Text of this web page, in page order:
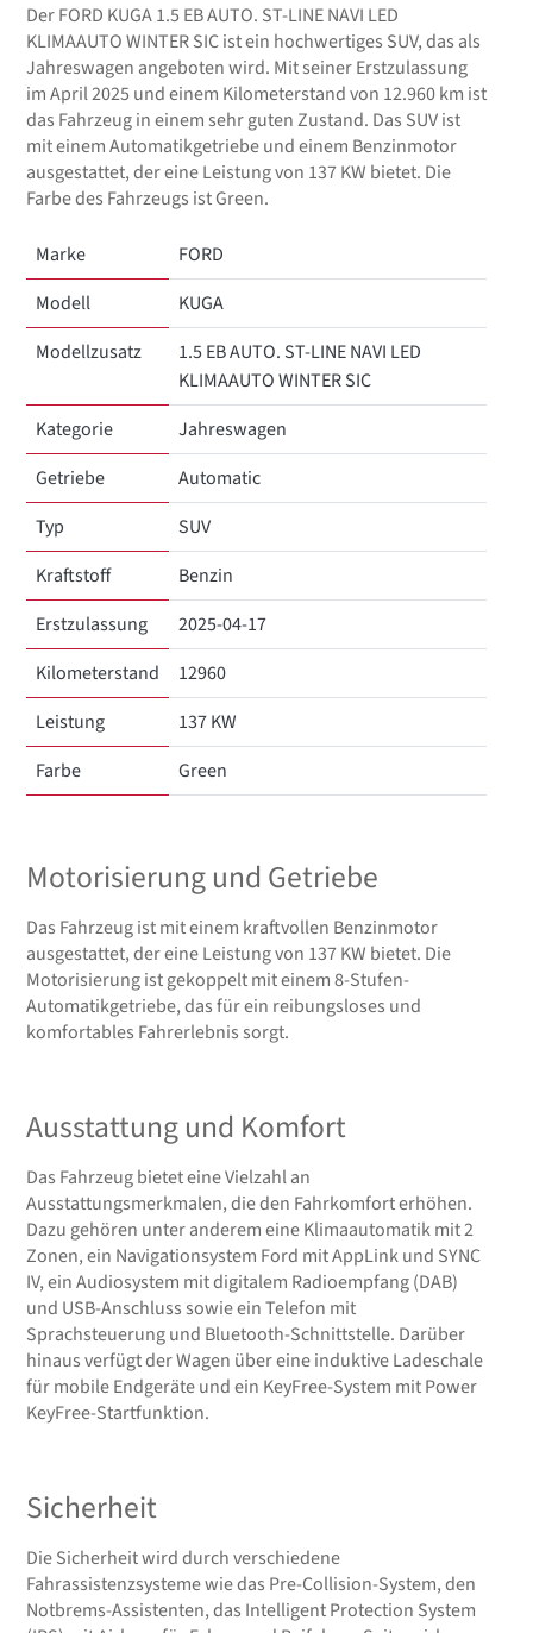
Der FORD KUGA 1.5 EB AUTO. ST-LINE NAVI LED
KLIMAAUTO WINTER SIC ist ein hochwertiges SUV, das als
Jahreswagen angeboten wird. Mit seiner Erstzulassung
im April 2025 und einem Kilometerstand von 12.960 km ist
das Fahrzeug in einem sehr guten Zustand. Das SUV ist
mit einem Automatikgetriebe und einem Benzinmotor
ausgestattet, der eine Leistung von 137 KW bietet. Die
Farbe des Fahrzeugs ist Green.
Marke
FORD
Modell
KUGA
Modellzusatz
1.5 EB AUTO. ST-LINE NAVI LED
KLIMAAUTO WINTER SIC
Kategorie
Jahreswagen
Getriebe
Automatic
Typ
SUV
Kraftstoff
Benzin
Erstzulassung
2025-04-17
Kilometerstand
12960
Leistung
137 KW
Farbe
Green
Motorisierung und Getriebe
Das Fahrzeug ist mit einem kraftvollen Benzinmotor
ausgestattet, der eine Leistung von 137 KW bietet. Die
Motorisierung ist gekoppelt mit einem 8-Stufen-
Automatikgetriebe, das für ein reibungsloses und
komfortables Fahrerlebnis sorgt.
Ausstattung und Komfort
Das Fahrzeug bietet eine Vielzahl an
Ausstattungsmerkmalen, die den Fahrkomfort erhöhen.
Dazu gehören unter anderem eine Klimaautomatik mit 2
Zonen, ein Navigationsystem Ford mit AppLink und SYNC
IV, ein Audiosystem mit digitalem Radioempfang (DAB)
und USB-Anschluss sowie ein Telefon mit
Sprachsteuerung und Bluetooth-Schnittstelle. Darüber
hinaus verfügt der Wagen über eine induktive Ladeschale
für mobile Endgeräte und ein KeyFree-System mit Power
KeyFree-Startfunktion.
Sicherheit
Die Sicherheit wird durch verschiedene
Fahrassistenzsysteme wie das Pre-Collision-System, den
Notbrems-Assistenten, das Intelligent Protection System